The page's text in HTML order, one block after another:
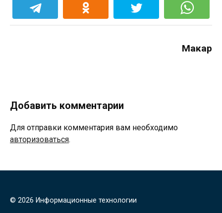
Макар
Добавить комментарии
Для отправки комментария вам необходимо
авторизоваться.
© 2026 Информационные технологии